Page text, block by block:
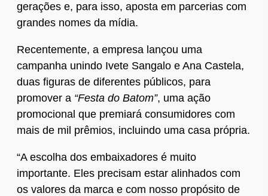
gerações e, para isso, aposta em parcerias com
grandes nomes da mídia.
Recentemente, a empresa lançou uma
campanha unindo Ivete Sangalo e Ana Castela,
duas figuras de diferentes públicos, para
promover a “Festa do Batom”, uma ação
promocional que premiará consumidores com
mais de mil prêmios, incluindo uma casa própria.
“A escolha dos embaixadores é muito
importante. Eles precisam estar alinhados com
os valores da marca e com nosso propósito de